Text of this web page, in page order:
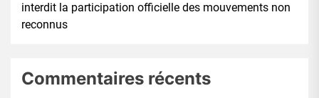
interdit la participation officielle des mouvements non
reconnus
Commentaires récents